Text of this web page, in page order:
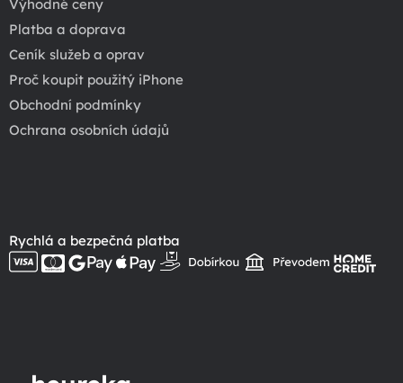
Výhodné ceny
Platba a doprava
Ceník služeb a oprav
Proč koupit použitý iPhone
Obchodní podmínky
Ochrana osobních údajů
Rychlá a bezpečná platba